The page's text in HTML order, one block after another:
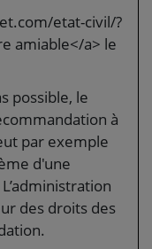
etat-civil/?
amiable</a> le
possible, le
à
par exemple
d'une
des droits des